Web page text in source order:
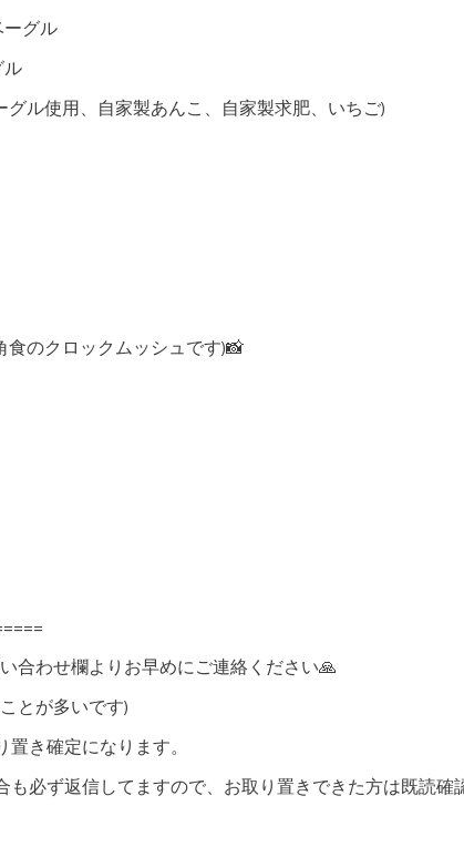
ーグル
ル
ル使用、自家製あんこ、自家製求肥、いちご)
食のクロックムッシュです)📸
合わせ欄よりお早めにご連絡ください🙏
とが多いです)
き確定になります。
も必ず返信してますので、お取り置きできた方は既読確